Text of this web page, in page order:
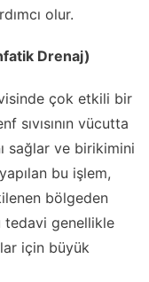
olur.
Drenaj)
çok etkili bir
sıvısının vücutta
sağlar ve birikimini
bu işlem,
bölgeden
tedavi genellikle
için büyük